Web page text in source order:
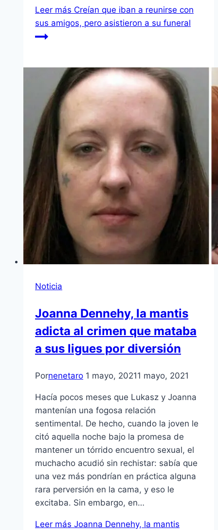
Leer más Creían que iban a reunirse con
sus amigos, pero asistieron a su funeral
Noticia
Joanna Dennehy, la mantis
adicta al crimen que mataba
a sus ligues por diversión
Pornenetaro 1 mayo, 20211 mayo, 2021
Hacía pocos meses que Lukasz y Joanna
mantenían una fogosa relación
sentimental. De hecho, cuando la joven le
citó aquella noche bajo la promesa de
mantener un tórrido encuentro sexual, el
muchacho acudió sin rechistar: sabía que
una vez más pondrían en práctica alguna
rara perversión en la cama, y eso le
excitaba. Sin embargo, en…
Leer más Joanna Dennehy, la mantis